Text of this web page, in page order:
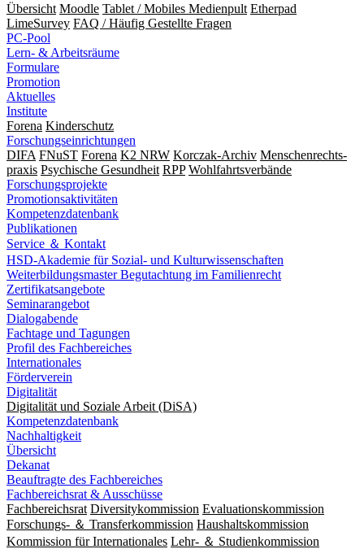
Übersicht Moodle Tablet / Mobiles Medienpult Etherpad
LimeSurvey FAQ / Häufig Gestellte Fragen
PC-Pool
Lern- & Arbeitsräume
Formulare
Promotion
Aktuelles
Institute
Forena Kinderschutz
Forschungseinrichtungen
DIFA FNuST Forena K2 NRW Korczak-Archiv Men­schen­rechts­
praxis Psy­chische Gesund­heit RPP Wohlfahrts­verbände
Forschungsprojekte
Promotionsaktivitäten
Kompetenzdatenbank
Publikationen
Service ＆ Kontakt
HSD-Akademie für Sozial- und Kulturwissenschaften
Weiterbildungsmaster Begutachtung im Familienrecht
Zertifikatsangebote
Seminarangebot
Dialogabende
Fachtage und Tagungen
Profil des Fachbereiches
Internationales
Förderverein
Digitalität
Digitalität und Soziale Arbeit (DiSA)
Kompetenzdatenbank
Nachhaltigkeit
Übersicht
Dekanat
Beauftragte des Fachbereiches
Fachbereichsrat & Ausschüsse
Fachbereichsrat Diversitykommission Evaluationskommission
Forschungs- ＆ Transferkommission Haushaltskommission
Kommission für Internationales Lehr- ＆ Studienkommission